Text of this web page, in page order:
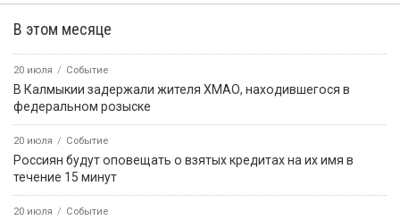
В этом месяце
20 июля Событие
В Калмыкии задержали жителя ХМАО, находившегося в
федеральном розыске
20 июля Событие
Россиян будут оповещать о взятых кредитах на их имя в
течение 15 минут
20 июля Событие